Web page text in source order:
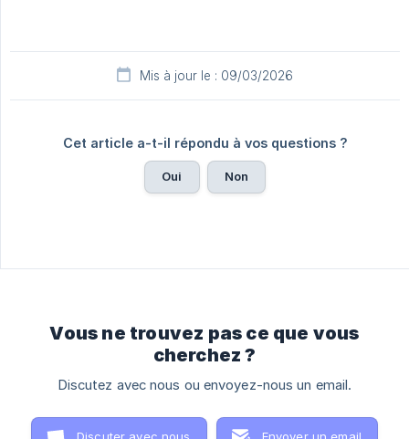
Mis à jour le : 09/03/2026
Cet article a-t-il répondu à vos questions ?
Oui Non
Vous ne trouvez pas ce que vous
cherchez ?
Discutez avec nous ou envoyez-nous un email.
Discuter avec nous Envoyer un email